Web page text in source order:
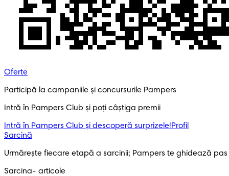
Oferte
Participă la campaniile și concursurile Pampers
Intră în Pampers Club și poți câștiga premii
Intră în Pampers Club și descoperă surprizele!​Profil
Sarcină
Urmărește fiecare etapă a sarcinii; Pampers te ghidează
Sarcina- articole